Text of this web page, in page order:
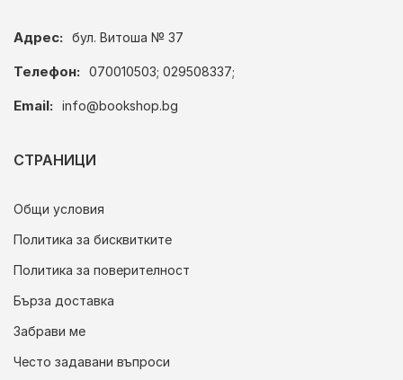
Адрес: бул. Витоша № 37
Телефон: 070010503; 029508337;
Email: info@bookshop.bg
СТРАНИЦИ
Общи условия
Политика за бисквитките
Политика за поверителност
Бърза доставка
Забрави ме
Често задавани въпроси